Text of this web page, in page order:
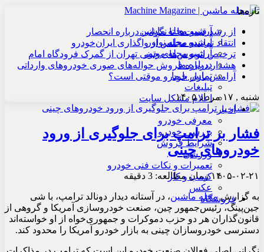
آرشیو مجله ماشین
آرشیو مجله نوآور
آرشیو مجله موتور
درباره ما
تماس با ما
تبلیغات
اعلام مشکل سایت
اخبار
معرفی خودرو
بررسی خودرو
شرایط فروش
ورزشی
تعمیرات و نکات فنی خودرو
کسب و کار
عکس
فروشگاه
تازه‌ها
از رشد قیمت‌ها تا نگرانی درباره انحصار
انتقاد نماینده مجلس از واگذاری ایران‌خودرو
ترخیص اتوبوس‌های چینی تهران از گمرک فرودگاه امام
هشدار درباره فروش حواله‌های صوری خودروهای وارداتی
آرامش بازار خودرو موقتی است؟
شنبه , ۱۷ مرداد ۱۴۰۵
فشار بر ترامپ برای جلوگیری از ورود
خودروهای چینی
۱۴۰۵-۰۲-۲۱زمان مطالعه: 3 دقیقه
به گزارش مجله ماشین، در آستانه دیدار دونالد ترامپ، با شی
جین‌پینگ، رئیس‌جمهور چین، صنعت خودروسازی آمریکا و گروهی از
قانون‌گذاران هر دو حزب دموکرات و جمهوری‌خواه از او خواسته‌اند
دسترسی خودروسازان چینی به بازار خودرو آمریکا را محدود کند.